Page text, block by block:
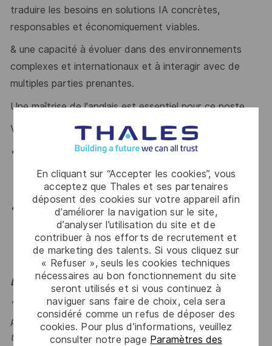
En cliquant sur “Accepter les cookies”, vous
acceptez que Thales et ses partenaires
déposent des cookies sur votre appareil afin
d’améliorer la navigation sur le site,
d’analyser l’utilisation du site et de
contribuer à nos efforts de recrutement et
de marketing des talents. Si vous cliquez sur
« Refuser », seuls les cookies techniques
nécessaires au bon fonctionnement du site
seront utilisés et si vous continuez à
naviguer sans faire de choix, cela sera
considéré comme un refus de déposer des
cookies. Pour plus d’informations, veuillez
consulter notre page Paramètres des
traduire les besoins en solutions IA concrètes,
responsables et économiquement viables.
& une capacité à évoluer dans des environnements
complexes et internationaux et à interagir avec de
multiples parties prenantes.
Une maîtrise de l'anglais est essentiel pour ce poste.
Vous avez :
Curiosité, autonomie, rigueur et forte appétence
pour les sujets IA, innovation et transformation des
organisations.
Esprit intrapreneurial et volonté de contribuer
activement au développement de l’entité (offres,
business development, animation interne,
capitalisation).
Le mot de l'équipe
"Dans un monde où la donnée et l’IA redéfinissent la
performance, nous accompagnons nos clients pour
transformer leurs usages, structurer leurs fondations et